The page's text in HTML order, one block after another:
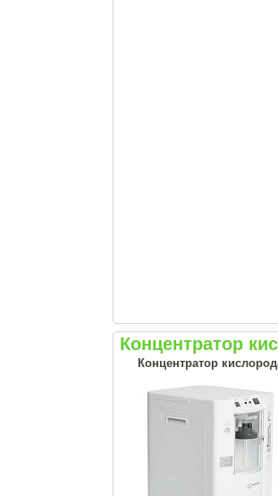
Концентратор
Концентратор